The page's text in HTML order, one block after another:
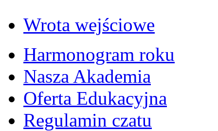
Wrota wejściowe
Harmonogram roku
Nasza Akademia
Oferta Edukacyjna
Regulamin czatu